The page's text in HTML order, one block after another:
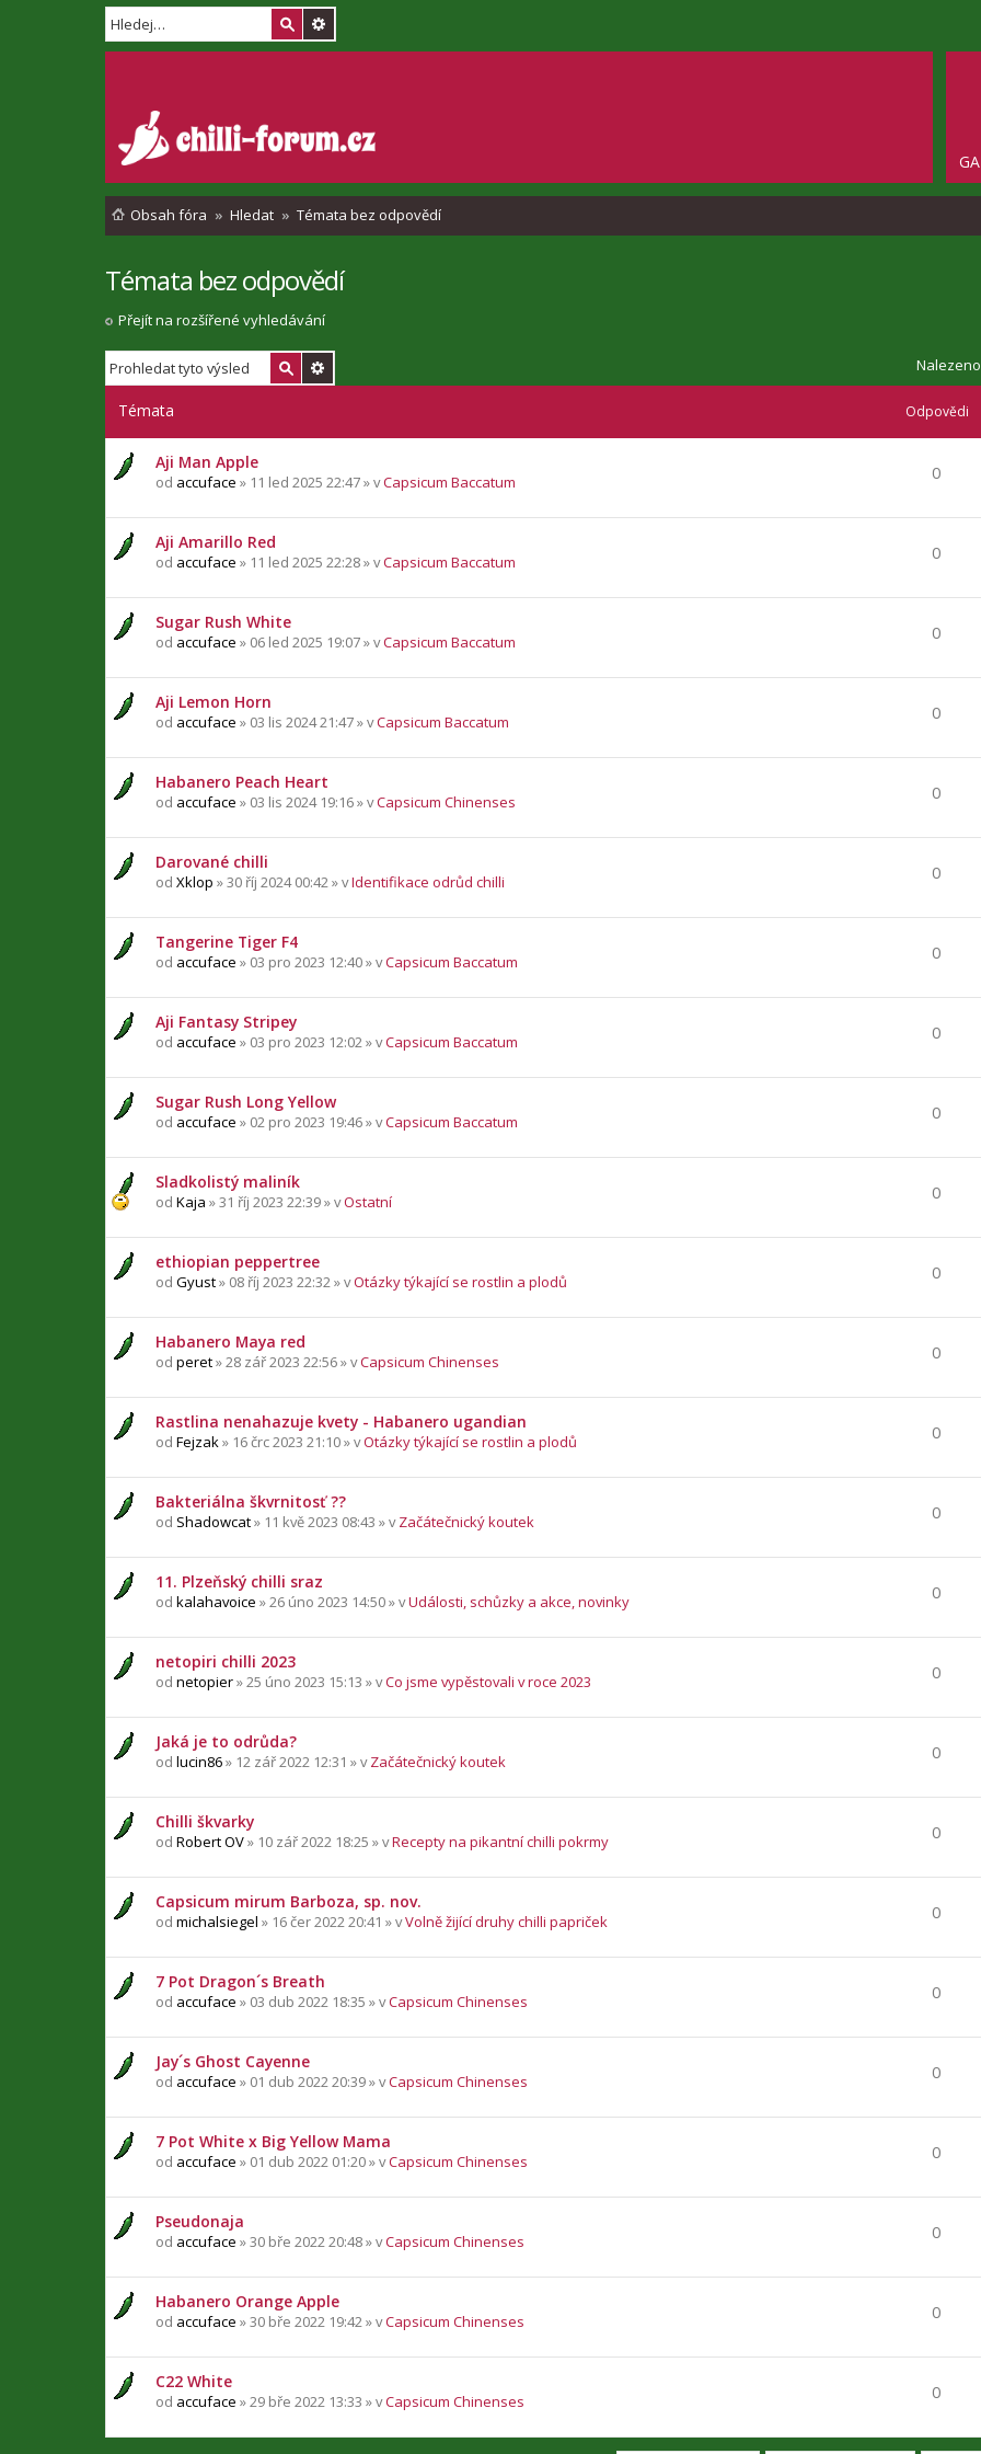
Obsah fóra Hledat Témata bez odpovědí
Témata bez odpovědí
Přejít na rozšířené vyhledávání
Témata Odpovědi
Aji Man Apple
od accuface » 11 led 2025 22:47 » vCapsicum Baccatum 0
Aji Amarillo Red
od accuface » 11 led 2025 22:28 » vCapsicum Baccatum 0
Sugar Rush White
od accuface » 06 led 2025 19:07 » vCapsicum Baccatum 0
Aji Lemon Horn
od accuface » 03 lis 2024 21:47 » vCapsicum Baccatum 0
Habanero Peach Heart
od accuface » 03 lis 2024 19:16 » vCapsicum Chinenses 0
Darované chilli
od Xklop » 30 říj 2024 00:42 » vIdentifikace odrůd chilli 0
Tangerine Tiger F4
od accuface » 03 pro 2023 12:40 » vCapsicum Baccatum 0
Aji Fantasy Stripey
od accuface » 03 pro 2023 12:02 » vCapsicum Baccatum 0
Sugar Rush Long Yellow
od accuface » 02 pro 2023 19:46 » vCapsicum Baccatum 0
Sladkolistý maliník
od Kaja » 31 říj 2023 22:39 » vOstatní 0
ethiopian peppertree
od Gyust» 08 říj 2023 22:32 » vOtázky týkající se rostlin a plodů 0
Habanero Maya red
od peret» 28 zář 2023 22:56 » vCapsicum Chinenses 0
Rastlina nenahazuje kvety - Habanero ugandian
od Fejzak » 16 črc 2023 21:10 » vOtázky týkající se rostlin a plodů 0
Bakteriálna škvrnitosť ??
od Shadowcat» 11 kvě 2023 08:43 » vZačátečnický koutek 0
11. Plzeňský chilli sraz
od kalahavoice » 26 úno 2023 14:50 » vUdálosti, schůzky a akce, novinky 0
netopiri chilli 2023
od netopier» 25 úno 2023 15:13 » vCo jsme vypěstovali v roce 2023 0
Jaká je to odrůda?
od lucin86» 12 zář 2022 12:31 » vZačátečnický koutek 0
Chilli škvarky
od Robert OV» 10 zář 2022 18:25 » vRecepty na pikantní chilli pokrmy 0
Capsicum mirum Barboza, sp. nov.
od michalsiegel » 16 čer 2022 20:41 » vVolně žijící druhy chilli papriček 0
7 Pot Dragon´s Breath
od accuface » 03 dub 2022 18:35 » vCapsicum Chinenses 0
Jay´s Ghost Cayenne
od accuface » 01 dub 2022 20:39 » vCapsicum Chinenses 0
7 Pot White x Big Yellow Mama
od accuface » 01 dub 2022 01:20 » vCapsicum Chinenses 0
Pseudonaja
od accuface » 30 bře 2022 20:48 » vCapsicum Chinenses 0
Habanero Orange Apple
od accuface » 30 bře 2022 19:42 » vCapsicum Chinenses 0
C22 White
od accuface » 29 bře 2022 13:33 » vCapsicum Chinenses 0